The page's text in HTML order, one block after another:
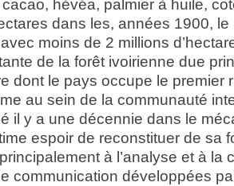
hévéa, palmier à huile,
dans les, années 1900,
moins de 2 millions
de la forêt ivoirienne due
dont le pays occupe le premier
au sein de la communauté
il y a une décennie dans le
espoir de reconstituer de sa
à l’analyse et à la
communication développées